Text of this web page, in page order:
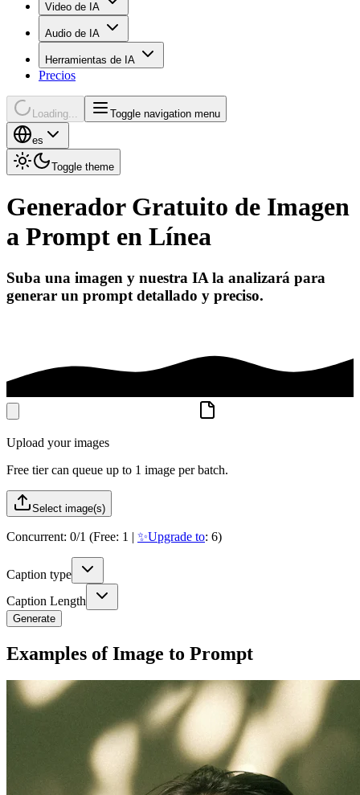
Video de IA
Audio de IA
Herramientas de IA
Precios
Loading... Toggle navigation menu
es
Toggle theme
Generador Gratuito de Imagen
a Prompt en Línea
Suba una imagen y nuestra IA la analizará para
generar un prompt detallado y preciso.
Upload your images
Free tier can queue up to 1 image per batch.
Select image(s)
Concurrent: 0/1 (Free: 1 | ✨Upgrade to: 6)
Caption type
Caption Length
Generate
Examples of Image to Prompt